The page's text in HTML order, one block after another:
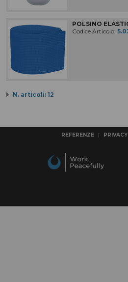
POLSINO
Codice Articolo:
N. articoli: 12
REFERENZE | PRIVACY